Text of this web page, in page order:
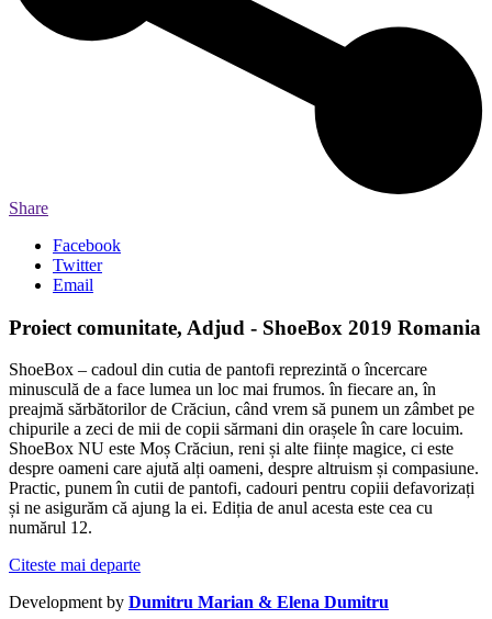
Share
Facebook
Twitter
Email
Proiect comunitate, Adjud - ShoeBox 2019 Romania
ShoeBox – cadoul din cutia de pantofi reprezintă o încercare
minusculă de a face lumea un loc mai frumos. în fiecare an, în
preajmă sărbătorilor de Crăciun, când vrem să punem un zâmbet pe
chipurile a zeci de mii de copii sărmani din orașele în care locuim.
ShoeBox NU este Moș Crăciun, reni și alte ființe magice, ci este
despre oameni care ajută alți oameni, despre altruism și compasiune.
Practic, punem în cutii de pantofi, cadouri pentru copiii defavorizați
și ne asigurăm că ajung la ei. Ediția de anul acesta este cea cu
numărul 12.
Citeste mai departe
Development by Dumitru Marian & Elena Dumitru